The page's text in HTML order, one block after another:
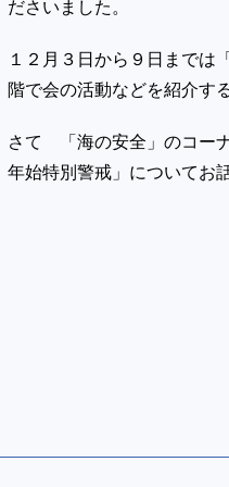
ださいました。
１２月３日から９日までは
階で会の活動などを紹介す
さて 「海の安全」のコー
年始特別警戒」についてお